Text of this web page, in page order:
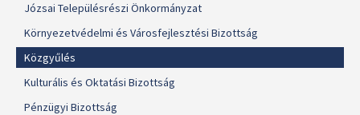
Józsai Településrészi Önkormányzat
Környezetvédelmi és Városfejlesztési Bizottság
Közgyűlés
Kulturális és Oktatási Bizottság
Pénzügyi Bizottság